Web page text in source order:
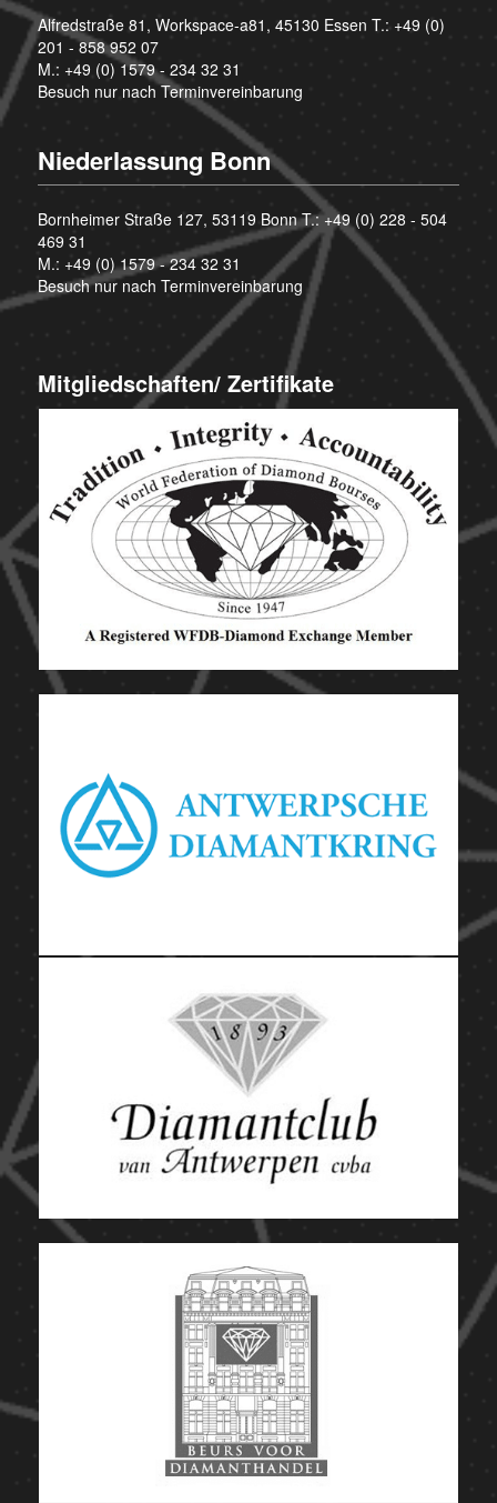
Alfredstraße 81, Workspace-a81, 45130 Essen T.: +49 (0)
201 - 858 952 07
M.: +49 (0) 1579 - 234 32 31
Besuch nur nach Terminvereinbarung
Niederlassung Bonn
Bornheimer Straße 127, 53119 Bonn T.:+49 (0) 228 - 504
469 31
M.: +49 (0) 1579 - 234 32 31
Besuch nur nach Terminvereinbarung
Mitgliedschaften/ Zertifikate